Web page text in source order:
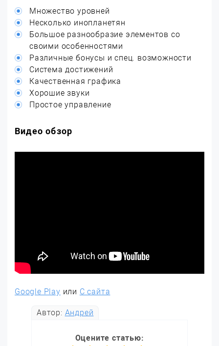
Множество уровней
Несколько инопланетян
Большое разнообразие элементов со
своими особенностями
Различные бонусы и спец. возможности
Система достижений
Качественная графика
Хорошие звуки
Простое управление
Видео обзор
Google Play или С сайта
Автор: Андрей
Оцените статью: